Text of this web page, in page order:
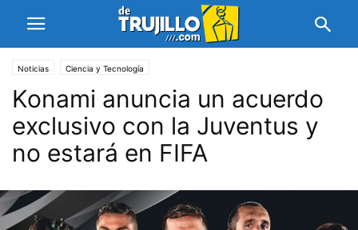
Noticias Ciencia y Tecnología
Konami anuncia un acuerdo
exclusivo con la Juventus y
no estará en FIFA